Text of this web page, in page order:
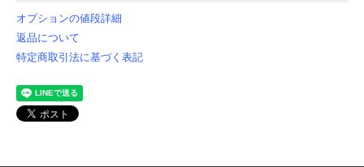
オプションの値段詳細
返品について
特定商取引法に基づく表記